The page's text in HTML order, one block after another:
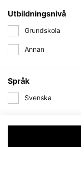
Utbildningsnivå
Grundskola
Annan
Språk
Svenska